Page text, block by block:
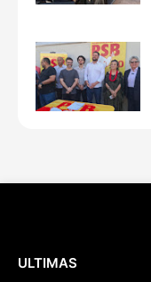
ULTIMAS